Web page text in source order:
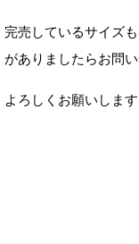
完売しているサイズ
がありましたらお問い
よろしくお願いします